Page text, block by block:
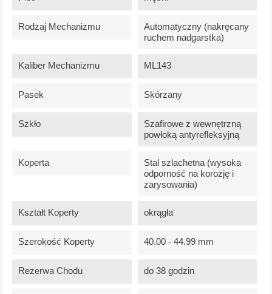
Rodzaj Mechanizmu
Automatyczny (nakręcany
ruchem nadgarstka)
Kaliber Mechanizmu ML143
Pasek Skórzany
Szkło
Szafirowe z wewnętrzną
powłoką antyrefleksyjną
Koperta
Stal szlachetna (wysoka
odporność na korozję i
zarysowania)
Kształt Koperty okrągła
Szerokość Koperty 40.00 - 44.99 mm
Rezerwa Chodu do 38 godzin